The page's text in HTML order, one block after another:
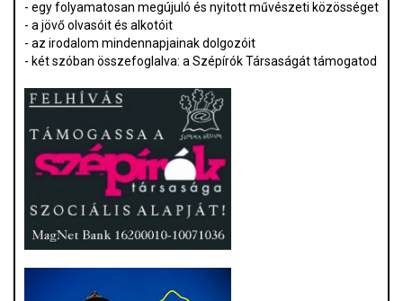
- egy folyamatosan megújuló és nyitott művészeti közösséget
- a jövő olvasóit és alkotóit
- az irodalom mindennapjainak dolgozóit
- két szóban összefoglalva: a Szépírók Társaságát támogatod